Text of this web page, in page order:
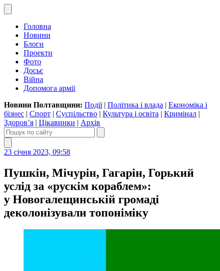
Головна
Новини
Блоги
Проекти
Фото
Досьє
Війна
Допомога армії
Новини Полтавщини: Події| Політика і влада | Економіка і
бізнес | Спорт | Суспільство | Культура і освіта | Кримінал |
Здоров’я | Цікавинки | Архів
23 січня 2023, 09:58
Пушкін, Мічурін, Гагарін, Горький
услід за «рускім кораблем»:
у Новогалещинській громаді
деколонізували топоніміку